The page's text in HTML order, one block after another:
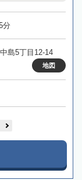
分
島5丁目12-14
地図